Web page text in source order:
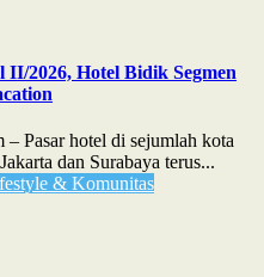
2026, Hotel Bidik Segmen
Pasar hotel di sejumlah kota
dan Surabaya terus...
& Komunitas